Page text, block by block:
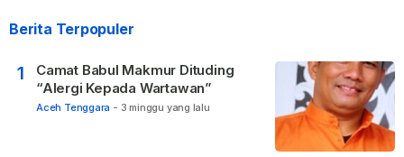
Berita Terpopuler
1
Camat Babul Makmur Dituding
“Alergi Kepada Wartawan”
Aceh Tenggara - 3 minggu yang lalu